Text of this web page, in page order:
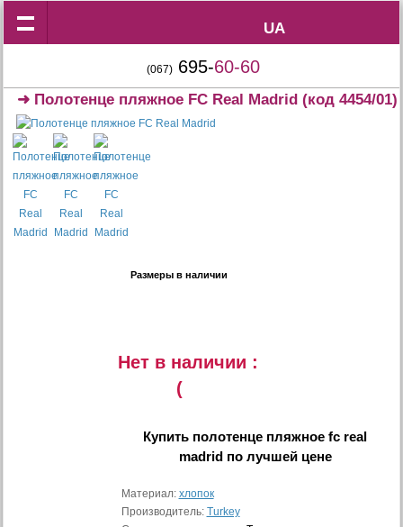
UA
UA
(067) 695-60-60
➜ Полотенце пляжное FC Real Madrid (код 4454/01)
Размеры в наличии
Нет в наличии :
(
Купить полотенце пляжное fc real
madridпо лучшей цене
Материал: хлопок
Производитель: Turkey